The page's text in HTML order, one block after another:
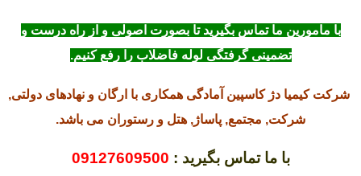
با مامورین ما تماس بگیرید تا بصورت اصولی و از راه درست و
تضمینی گرفتگی لوله فاضلاب را رفع کنیم.
شرکت کیمیا دژ کاسپین آمادگی همکاری با ارگان و نهادهای دولتی,
شرکت, مجتمع, پاساژ, هتل و رستوران می باشد.
با ما تماس بگیرید : 09127609500